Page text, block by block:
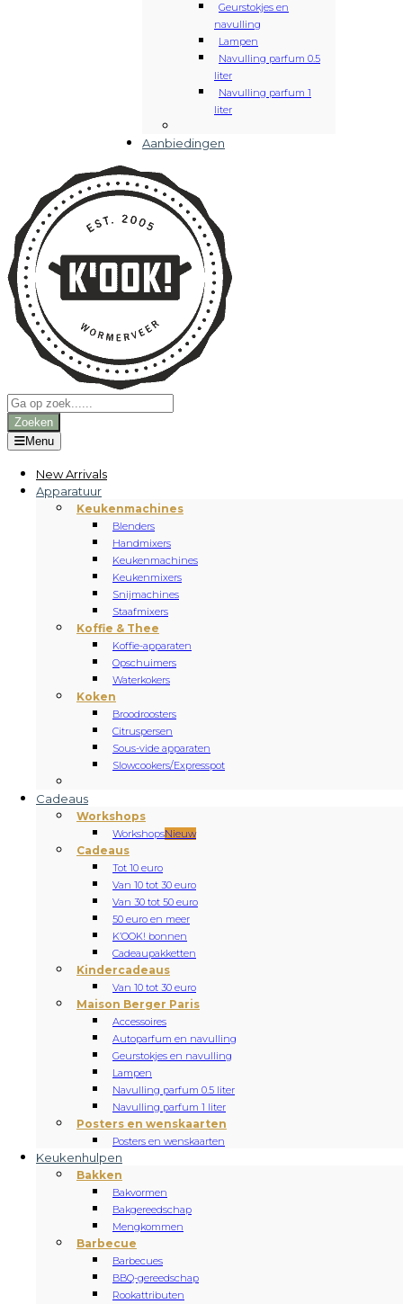
Geurstokjes en
navulling
Lampen
Navulling parfum 0.5
liter
Navulling parfum 1
liter
Aanbiedingen
Producten
zoeken
Zoeken
Menu
New Arrivals
Apparatuur
Keukenmachines
Blenders
Handmixers
Keukenmachines
Keukenmixers
Snijmachines
Staafmixers
Koffie & Thee
Koffie-apparaten
Opschuimers
Waterkokers
Koken
Broodroosters
Citruspersen
Sous-vide apparaten
Slowcookers/Expresspot
Cadeaus
Workshops
WorkshopsNieuw
Cadeaus
Tot 10 euro
Van 10 tot 30 euro
Van 30 tot 50 euro
50 euro en meer
K’OOK! bonnen
Cadeaupakketten
Kindercadeaus
Van 10 tot 30 euro
Maison Berger Paris
Accessoires
Autoparfum en navulling
Geurstokjes en navulling
Lampen
Navulling parfum 0.5 liter
Navulling parfum 1 liter
Posters en wenskaarten
Posters en wenskaarten
Keukenhulpen
Bakken
Bakvormen
Bakgereedschap
Mengkommen
Barbecue
Barbecues
BBQ-gereedschap
Rookattributen